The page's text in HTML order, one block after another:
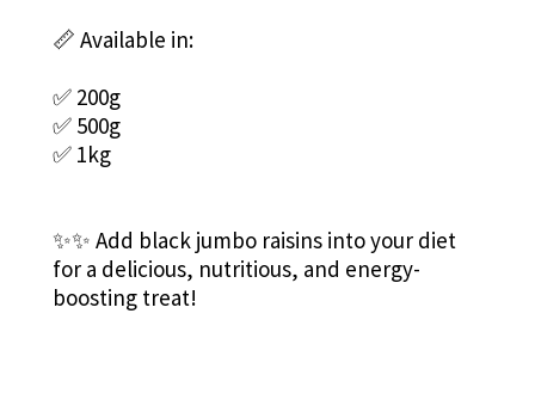
📏 Available in:
✅ 200g
✅ 500g
✅ 1kg
✨✨ Add black jumbo raisins into your diet
for a delicious, nutritious, and energy-
boosting treat!